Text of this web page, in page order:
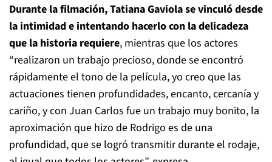
Durante la filmación, Tatiana Gaviola se vinculó desde
la intimidad e intentando hacerlo con la delicadeza
que la historia requiere, mientras que los actores
“realizaron un trabajo precioso, donde se encontró
rápidamente el tono de la película, yo creo que las
actuaciones tienen profundidades, encanto, cercanía y
cariño, y con Juan Carlos fue un trabajo muy bonito, la
aproximación que hizo de Rodrigo es de una
profundidad, que se logró transmitir durante el rodaje,